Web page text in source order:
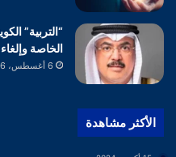
“التربية”
الخاصة
6 أغسطس، 2026
الأكثر مشاهدة